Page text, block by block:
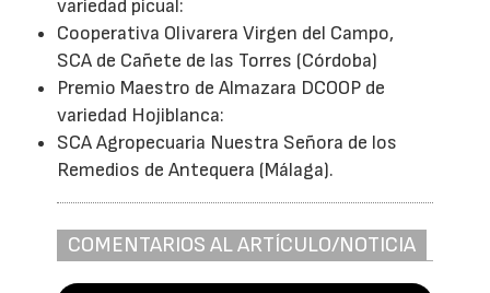
variedad picual:
Cooperativa Olivarera Virgen del Campo,
SCA de Cañete de las Torres (Córdoba)
Premio Maestro de Almazara DCOOP de
variedad Hojiblanca:
SCA Agropecuaria Nuestra Señora de los
Remedios de Antequera (Málaga).
COMENTARIOS AL ARTÍCULO/NOTICIA